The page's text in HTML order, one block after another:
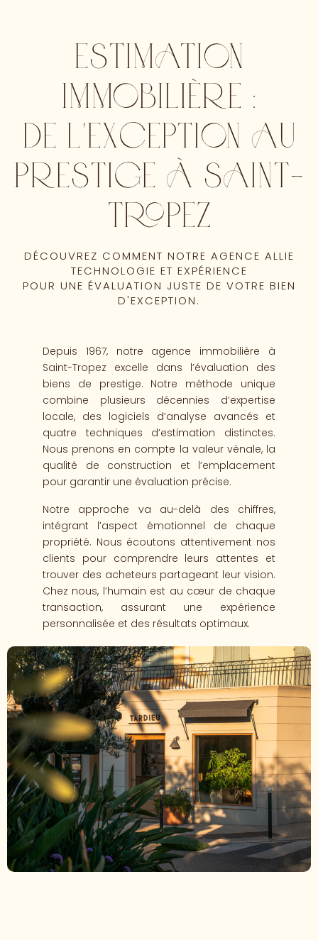
ESTIMATION
IMMOBILIÈRE :
DE L'EXCEPTION AU
PRESTIGE À SAINT-
TROPEZ
DÉCOUVREZ COMMENT NOTRE AGENCE ALLIE
TECHNOLOGIE ET EXPÉRIENCE
POUR UNE ÉVALUATION JUSTE DE VOTRE BIEN
D'EXCEPTION.
Depuis 1967, notre agence immobilière à
Saint-Tropez excelle dans l’évaluation des
biens de prestige. Notre méthode unique
combine plusieurs décennies d’expertise
locale, des logiciels d’analyse avancés et
quatre techniques d’estimation distinctes.
Nous prenons en compte la valeur vénale, la
qualité de construction et l’emplacement
pour garantir une évaluation précise.
Notre approche va au-delà des chiffres,
intégrant l’aspect émotionnel de chaque
propriété. Nous écoutons attentivement nos
clients pour comprendre leurs attentes et
trouver des acheteurs partageant leur vision.
Chez nous, l’humain est au cœur de chaque
transaction, assurant une expérience
personnalisée et des résultats optimaux.